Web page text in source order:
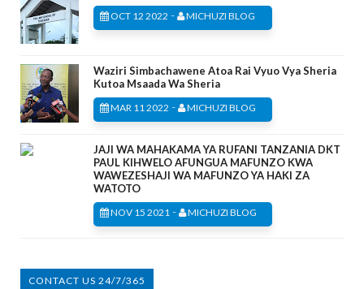
OCT 12 2022 - MICHUZI BLOG
Waziri Simbachawene Atoa Rai Vyuo Vya Sheria
Kutoa Msaada Wa Sheria
MAR 11 2022 - MICHUZI BLOG
JAJI WA MAHAKAMA YA RUFANI TANZANIA DKT
PAUL KIHWELO AFUNGUA MAFUNZO KWA
WAWEZESHAJI WA MAFUNZO YA HAKI ZA
WATOTO
NOV 15 2021 - MICHUZI BLOG
CONTACT US 24/7/365